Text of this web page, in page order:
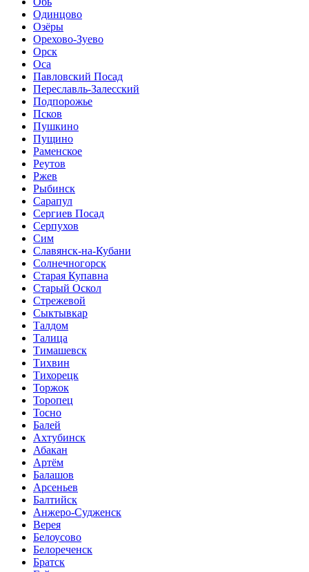
Одинцово
Озёры
Орехово-Зуево
Орск
Оса
Павловский Посад
Переславль-Залесский
Подпорожье
Псков
Пушкино
Пущино
Раменское
Реутов
Ржев
Рыбинск
Сарапул
Сергиев Посад
Серпухов
Сим
Славянск-на-Кубани
Солнечногорск
Старая Купавна
Старый Оскол
Стрежевой
Сыктывкар
Талдом
Талица
Тимашевск
Тихвин
Тихорецк
Торжок
Торопец
Тосно
Балей
Ахтубинск
Абакан
Артём
Балашов
Арсеньев
Балтийск
Анжеро-Судженск
Верея
Белоусово
Белореченск
Братск